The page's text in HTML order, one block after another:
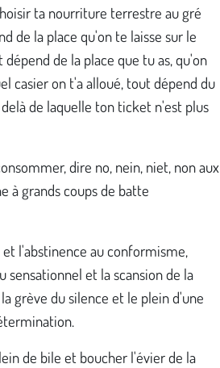
ta nourriture terrestre au gré
de la place qu'on te laisse sur le
de la place que tu as, qu'on
casier on t'a alloué, tout dépend du
de laquelle ton ticket n'est plus
dire no, nein, niet, non aux
à grands coups de batte
l'abstinence au conformisme,
sensationnel et la scansion de la
grève du silence et le plein d'une
de bile et boucher l'évier de la